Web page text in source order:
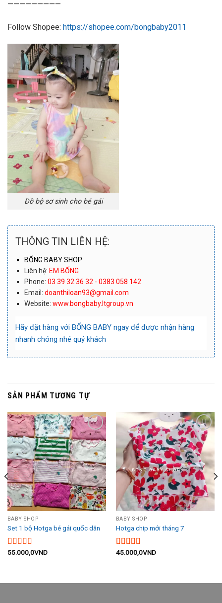
—————————
Follow Shopee: https://shopee.com/bongbaby2011
Đồ bộ sơ sinh cho bé gái
THÔNG TIN LIÊN HỆ:
BỐNG BABY SHOP
Liên hệ: EM BỐNG
Phone: 03 39 32 36 32 - 0383 058 142
Email: doanthiloan93@gmail.com
Website: www.bongbaby.ltgroup.vn
Hãy đặt hàng với BỐNG BABY ngay để được nhận hàng
nhanh chóng nhé quý khách
SẢN PHẨM TƯƠNG TỰ
Thêm
Vào
Yêu
Thích
BABY SHOP
Set 1 bộ Hotga bé gái quốc dân
Được xếp
55.000,0VND
Thêm
Vào
Yêu
Thích
BABY SHOP
Hotga chip mới tháng 7
Được xếp
45.000,0VND